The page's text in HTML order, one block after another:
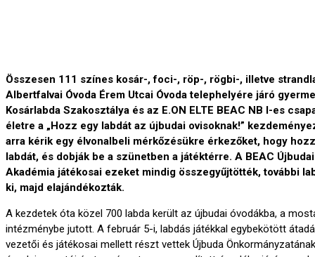
Összesen 111 színes kosár-, foci-, röp-, rögbi-, illetve
Albertfalvai Óvoda Érem Utcai Óvoda telephelyére járó
Kosárlabda Szakosztálya és az E.ON ELTE BEAC NB I-es
életre a „Hozz egy labdát az újbudai ovisoknak!”
arra kérik egy élvonalbeli mérkőzésükre érkezőket, hogy
labdát, és dobják be a szünetben a játéktérre. A BEAC
Akadémia játékosai ezeket mindig összegyűjtötték, további
ki, majd elajándékozták.
A kezdetek óta közel 700 labda került az újbudai óvodákba, a
intézménybe jutott. A február 5-i, labdás játékkal egybekötött
vezetői és játékosai mellett részt vettek Újbuda